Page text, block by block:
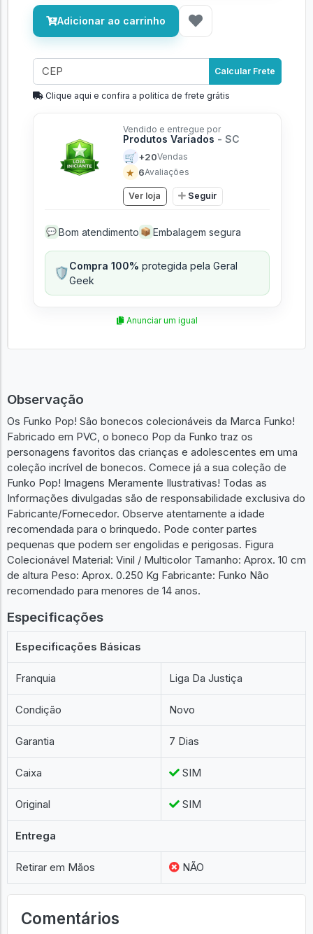
Adicionar ao carrinho
Calcular Frete
Clique aqui e confira a politíca de frete grátis
Vendido e entregue por
Produtos Variados - SC
🛒 +20 Vendas
★ 6Avaliações
Ver loja Seguir
💬Bom atendimento 📦 Embalagem segura
🛡️ Compra 100% protegida pela Geral
Geek
Anunciar um igual
Observação
Os Funko Pop! São bonecos colecionáveis da Marca Funko!
Fabricado em PVC, o boneco Pop da Funko traz os
personagens favoritos das crianças e adolescentes em uma
coleção incrível de bonecos. Comece já a sua coleção de
Funko Pop! Imagens Meramente Ilustrativas! Todas as
Informações divulgadas são de responsabilidade exclusiva do
Fabricante/Fornecedor. Observe atentamente a idade
recomendada para o brinquedo. Pode conter partes
pequenas que podem ser engolidas e perigosas. Figura
Colecionável Material: Vinil / Multicolor Tamanho: Aprox. 10 cm
de altura Peso: Aprox. 0.250 Kg Fabricante: Funko Não
recomendado para menores de 14 anos.
Especificações
Especificações Básicas
Franquia Liga Da Justiça
Condição Novo
Garantia 7 Dias
Caixa SIM
Original SIM
Entrega
Retirar em Mãos NÃO
Comentários